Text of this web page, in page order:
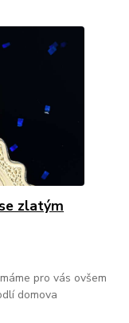
zlatým
pro vás ovšem
domova